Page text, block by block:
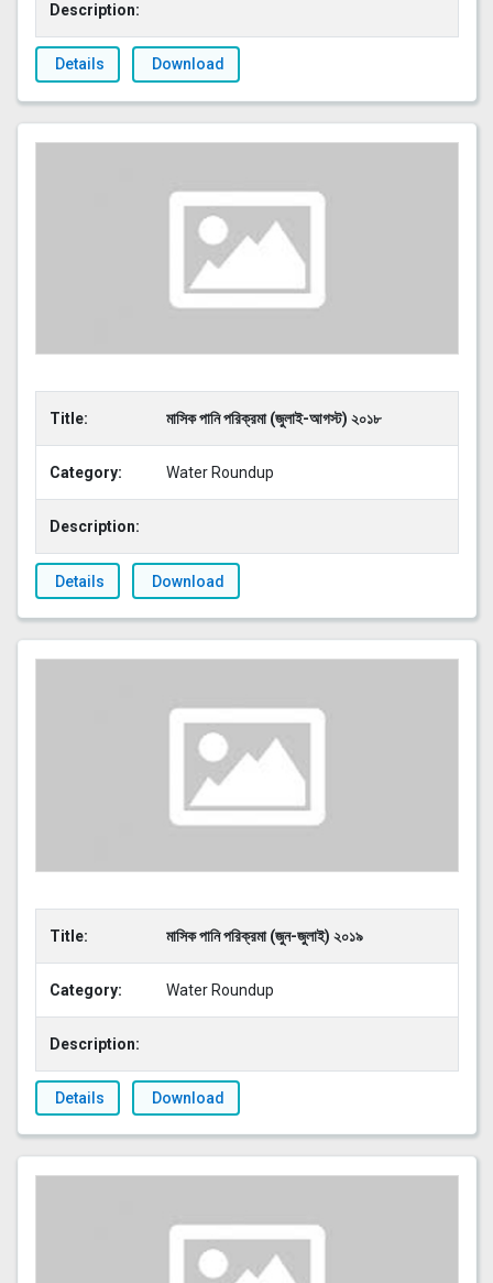
Description:
Details Download
Title: মাসিক পানি পরিক্রমা (জুলাই-আগস্ট) ২০১৮
Category: Water Roundup
Description:
Details Download
Title: মাসিক পানি পরিক্রমা (জুন-জুলাই) ২০১৯
Category: Water Roundup
Description:
Details Download